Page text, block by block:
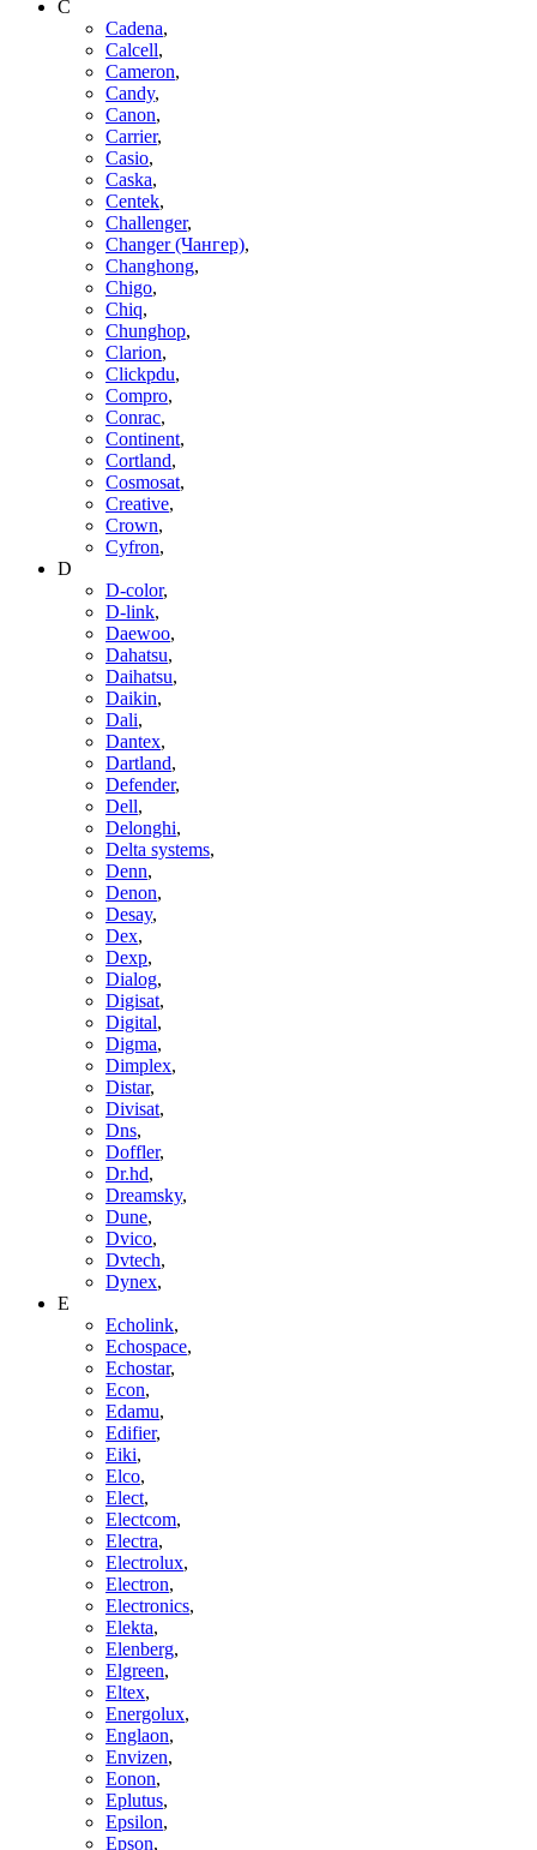
C
Cadena,
Calcell,
Cameron,
Candy,
Canon,
Carrier,
Casio,
Caska,
Centek,
Challenger,
Changer (Чангер),
Changhong,
Chigo,
Chiq,
Chunghop,
Clarion,
Clickpdu,
Compro,
Conrac,
Continent,
Cortland,
Cosmosat,
Creative,
Crown,
Cyfron,
D
D-color,
D-link,
Daewoo,
Dahatsu,
Daihatsu,
Daikin,
Dali,
Dantex,
Dartland,
Defender,
Dell,
Delonghi,
Delta systems,
Denn,
Denon,
Desay,
Dex,
Dexp,
Dialog,
Digisat,
Digital,
Digma,
Dimplex,
Distar,
Divisat,
Dns,
Doffler,
Dr.hd,
Dreamsky,
Dune,
Dvico,
Dvtech,
Dynex,
E
Echolink,
Echospace,
Echostar,
Econ,
Edamu,
Edifier,
Eiki,
Elco,
Elect,
Electcom,
Electra,
Electrolux,
Electron,
Electronics,
Elekta,
Elenberg,
Elgreen,
Eltex,
Energolux,
Englaon,
Envizen,
Eonon,
Eplutus,
Epsilon,
Epson,